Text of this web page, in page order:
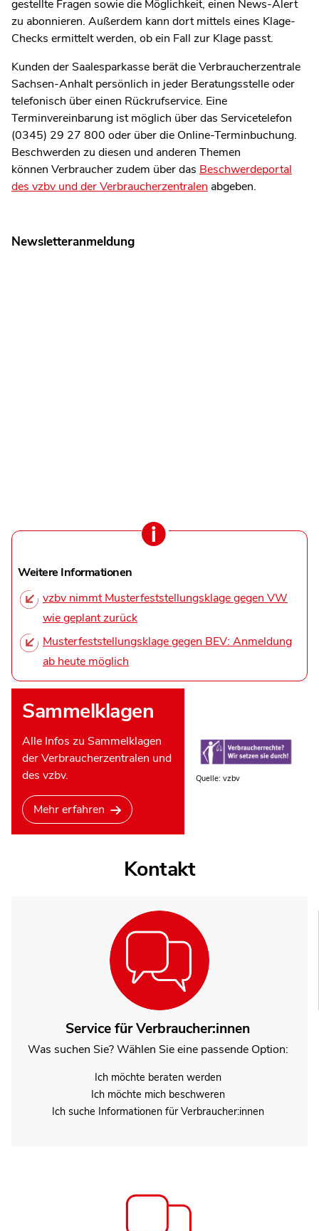
gestellte Fragen sowie die Möglichkeit, einen News-Alert
zu abonnieren. Außerdem kann dort mittels eines Klage-
Checks ermittelt werden, ob ein Fall zur Klage passt.
Kunden der Saalesparkasse berät die Verbraucherzentrale
Sachsen-Anhalt persönlich in jeder Beratungsstelle oder
telefonisch über einen Rückrufservice. Eine
Terminvereinbarung ist möglich über das Servicetelefon
(0345) 29 27 800 oder über die Online-Terminbuchung.
Beschwerden zu diesen und anderen Themen
können Verbraucher zudem über das Beschwerdeportal
des vzbv und der Verbraucherzentralen abgeben.
Newsletteranmeldung
Weitere Informationen
vzbv nimmt Musterfeststellungsklage gegen VW
wie geplant zurück
Musterfeststellungsklage gegen BEV: Anmeldung
ab heute möglich
Sammelklagen
Alle Infos zu Sammelklagen
der Verbraucherzentralen und
des vzbv.
Mehr erfahren
Quelle: vzbv
Kontakt
Service für Verbraucher:innen
Was suchen Sie? Wählen Sie eine passende Option:
Ich möchte beraten werden
Ich möchte mich beschweren
Ich suche Informationen für Verbraucher:innen